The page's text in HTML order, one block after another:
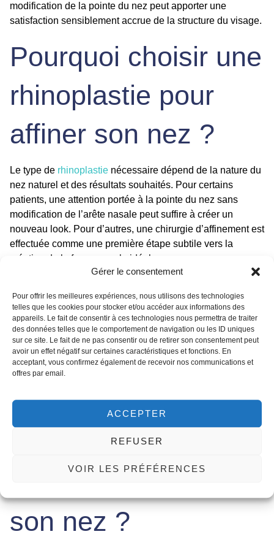
Gérer le consentement
Pour offrir les meilleures expériences, nous utilisons des technologies
telles que les cookies pour stocker et/ou accéder aux informations des
appareils. Le fait de consentir à ces technologies nous permettra de traiter
des données telles que le comportement de navigation ou les ID uniques
sur ce site. Le fait de ne pas consentir ou de retirer son consentement peut
avoir un effet négatif sur certaines caractéristiques et fonctions. En
acceptant, vous confirmez également de recevoir nos communications et
offres par email.
ACCEPTER
REFUSER
VOIR LES PRÉFÉRENCES
modification de la pointe du nez peut apporter une
satisfaction sensiblement accrue de la structure du visage.
Pourquoi choisir une
rhinoplastie pour
affiner son nez ?
Le type de rhinoplastie nécessaire dépend de la nature du
nez naturel et des résultats souhaités. Pour certains
patients, une attention portée à la pointe du nez sans
modification de l’arête nasale peut suffire à créer un
nouveau look. Pour d’autres, une chirurgie d’affinement est
effectuée comme une première étape subtile vers la
création de la forme nasale idéale.
affiner son nez, le patient doit regarder quelques photos
avant et après de patients ayant un nez naturel similaire au
sien. Consulte ensuite un chirurgien esthétique
expérimenté pour savoir si l’affinement nasal ou d’autres
techniques de rhinoplastie sont la meilleure approche pour
obtenir la forme de nez souhaitée.
Où sont les
incisions dans la
son nez ?